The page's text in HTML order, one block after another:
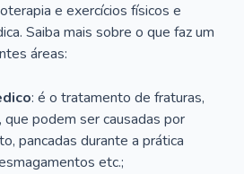
e exercícios físicos e
Saiba mais sobre o que faz um
áreas:
: é o tratamento de fraturas,
podem ser causadas por
pancadas durante a prática
etc.;